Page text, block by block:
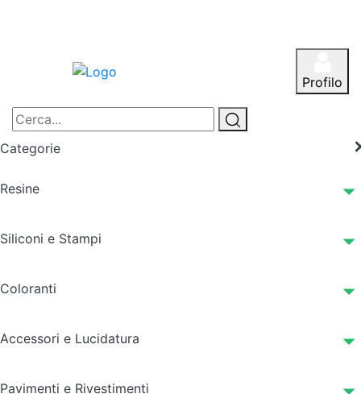
Profilo
Categorie
Resine
Siliconi e Stampi
Coloranti
Accessori e Lucidatura
Pavimenti e Rivestimenti